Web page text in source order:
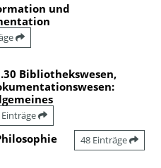
und
Bibliothekswesen,
48 Einträge